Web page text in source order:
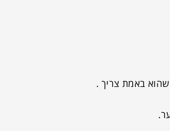
באמת צריך .